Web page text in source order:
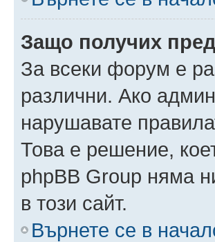
Защо получих
За всеки форум е
различни. Ако
нарушавате
Това е решение,
phpBB Group няма
в този сайт.
Върнете се в